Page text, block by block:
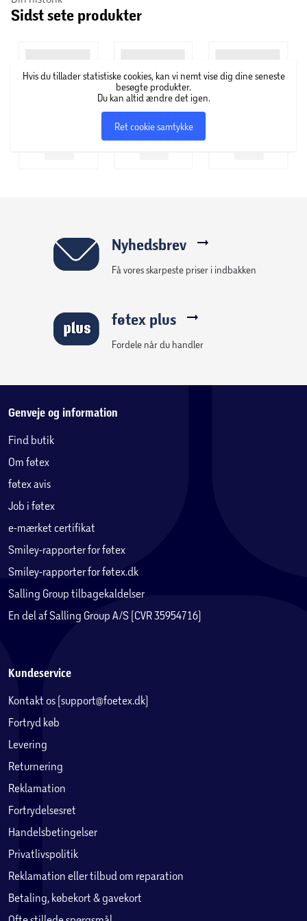
Sidst sete produkter
Hvis du tillader statistiske cookies, kan vi nemt vise dig dine seneste
besøgte produkter.
Du kan altid ændre det igen.
Ret cookie samtykke
Nyhedsbrev
Få vores skarpeste priser i indbakken
føtex plus
Fordele når du handler
Genveje og information
Find butik
Om føtex
føtex avis
Job i føtex
e-mærket certifikat
Smiley-rapporter for føtex
Smiley-rapporter for føtex.dk
Salling Group tilbagekaldelser
En del af Salling Group A/S (CVR 35954716)
Kundeservice
Kontakt os (support@foetex.dk)
Fortryd køb
Levering
Returnering
Reklamation
Fortrydelsesret
Handelsbetingelser
Privatlivspolitik
Reklamation eller tilbud om reparation
Betaling, købekort & gavekort